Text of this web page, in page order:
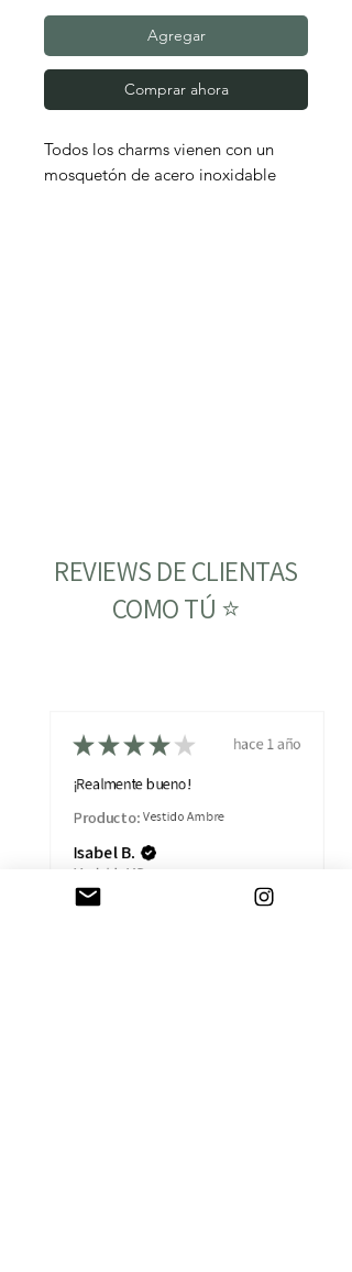
Agregar
Comprar ahora
Todos los charms vienen con un
mosquetón de acero inoxidable
REVIEWS DE CLIENTAS
COMO TÚ ⭐
★★★★ ★
hace 1 año
¡Realmente bueno!
Producto: Vestido Ambre
Isabel B.
Madrid, MD